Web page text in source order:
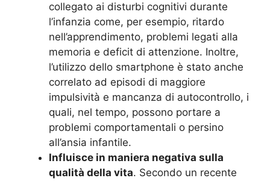
collegato ai disturbi cognitivi durante
l’infanzia come, per esempio, ritardo
nell’apprendimento, problemi legati alla
memoria e deficit di attenzione. Inoltre,
l’utilizzo dello smartphone è stato anche
correlato ad episodi di maggiore
impulsività e mancanza di autocontrollo, i
quali, nel tempo, possono portare a
problemi comportamentali o persino
all’ansia infantile.
Influisce in maniera negativa sulla
qualità della vita. Secondo un recente